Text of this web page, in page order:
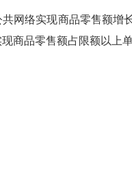
络实现商品零售额增长
商品零售额占限额以上